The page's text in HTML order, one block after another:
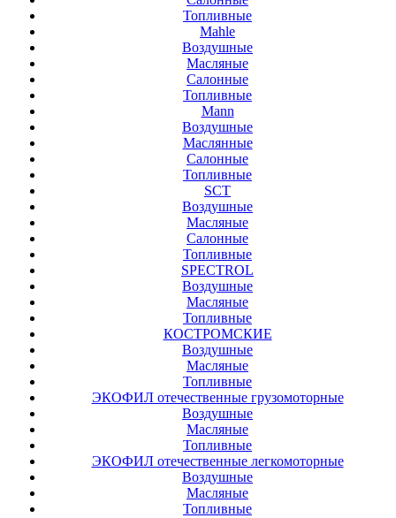
Топливные
Mahle
Воздушные
Масляные
Салонные
Топливные
Mann
Воздушные
Маслянные
Салонные
Топливные
SCT
Воздушные
Масляные
Салонные
Топливные
SPECTROL
Воздушные
Масляные
Топливные
КОСТРОМСКИЕ
Воздушные
Масляные
Топливные
ЭКОФИЛ отечественные грузомоторные
Воздушные
Масляные
Топливные
ЭКОФИЛ отечественные легкомоторные
Воздушные
Масляные
Топливные